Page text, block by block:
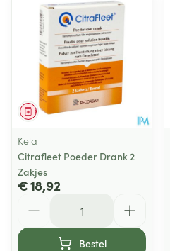
Geneesmiddel
Kela
Citrafleet Poeder Drank 2
Zakjes
€ 18,92
Bestel